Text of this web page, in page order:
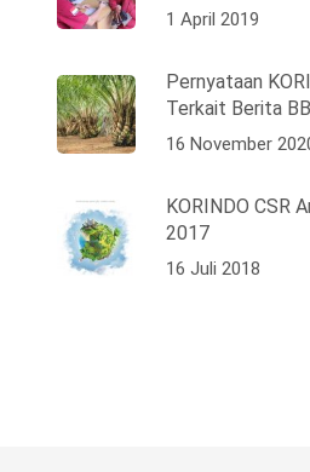
1 April 2019
Pernyataan
Terkait Berita
16 November
KORINDO CSR
2017
16 Juli 2018